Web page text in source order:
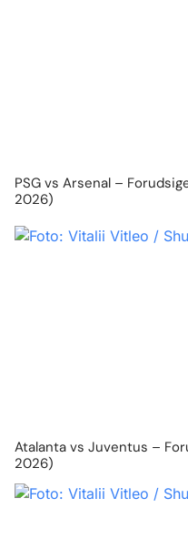
PSG vs Arsenal –
2026)
Atalanta vs Juventus –
2026)